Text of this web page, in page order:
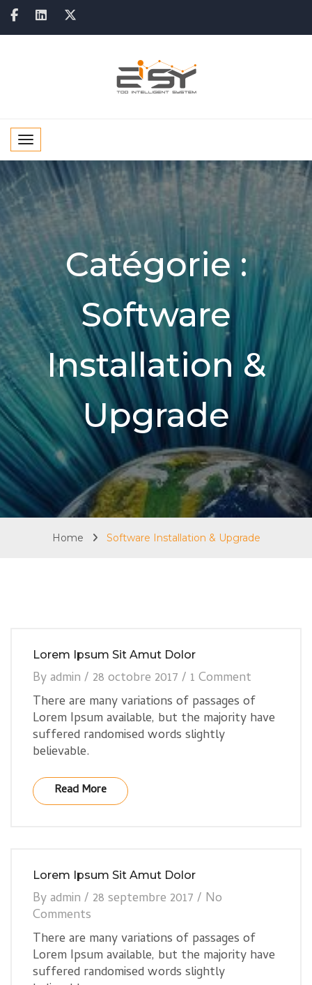
Toggle navigation
Catégorie :
Software
Installation &
Upgrade
Home Software Installation & Upgrade
Lorem Ipsum Sit Amut Dolor
Byadmin / 28 octobre 2017 / 1 Comment
There are many variations of passages of
Lorem Ipsum available, but the majority have
suffered randomised words slightly
believable.
Read More
Lorem Ipsum Sit Amut Dolor
Byadmin / 28 septembre 2017 / No
Comments
There are many variations of passages of
Lorem Ipsum available, but the majority have
suffered randomised words slightly